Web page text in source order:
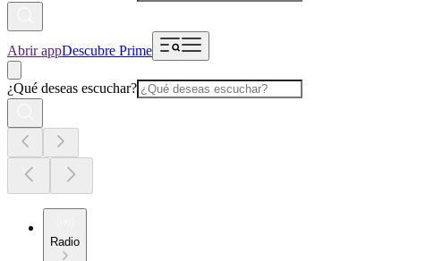
Abrir appDescubre Prime
¿Qué deseas escuchar?
Radio